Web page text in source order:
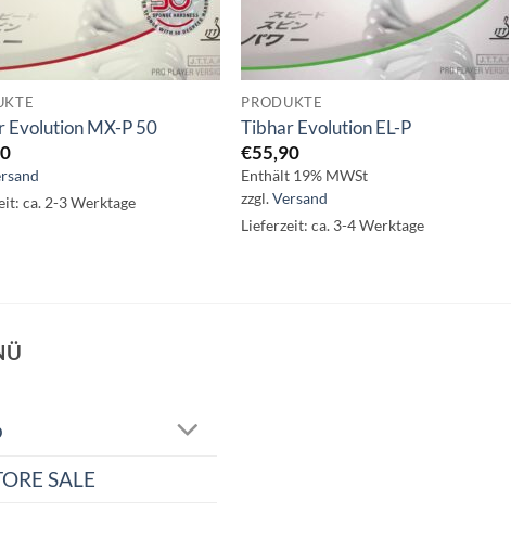
Evolution MX-P 50
ca. 2-3 Werktage
PRODUKTE
Tibhar Evolution EL-P
€55,90
Enthält 19% MWSt
zzgl.Versand
Lieferzeit: ca. 3-4 Werktage
SALE